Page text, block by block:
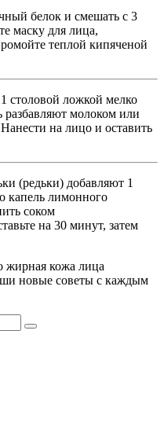
белок и смешать с 3
маску для лица,
теплой кипяченой
столовой ложкой мелко
разбавляют молоком или
на лицо и оставить
(редьки) добавляют 1
капель лимонного
соком
на 30 минут, затем
жирная кожа лица
новые советы с каждым